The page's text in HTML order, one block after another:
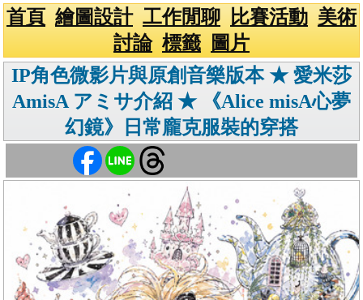
首頁 繪圖設計 工作閒聊 比賽活動 美術
討論 標籤
圖片
IP角色微影片與原創音樂版本 ★ 愛米莎
AmisA アミサ介紹 ★ 《Alice misA心夢
幻鏡》日常龐克服裝的穿搭